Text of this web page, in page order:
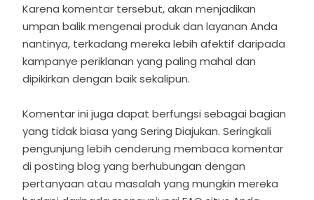
Karena komentar tersebut, akan menjadikan
umpan balik mengenai produk dan layanan Anda
nantinya, terkadang mereka lebih afektif daripada
kampanye periklanan yang paling mahal dan
dipikirkan dengan baik sekalipun.
Komentar ini juga dapat berfungsi sebagai bagian
yang tidak biasa yang Sering Diajukan. Seringkali
pengunjung lebih cenderung membaca komentar
di posting blog yang berhubungan dengan
pertanyaan atau masalah yang mungkin mereka